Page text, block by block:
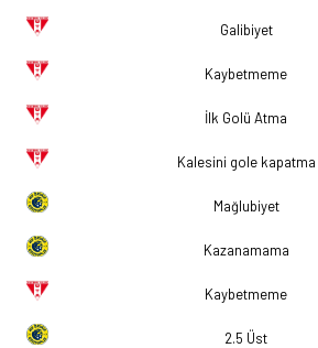
Galibiyet
Kaybetmeme
İlk Golü Atma
Kalesini gole kapatma
Mağlubiyet
Kazanamama
Kaybetmeme
2.5 Üst